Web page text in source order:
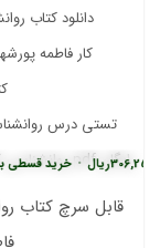
ریال • خرید قسطی با ترب‌پی